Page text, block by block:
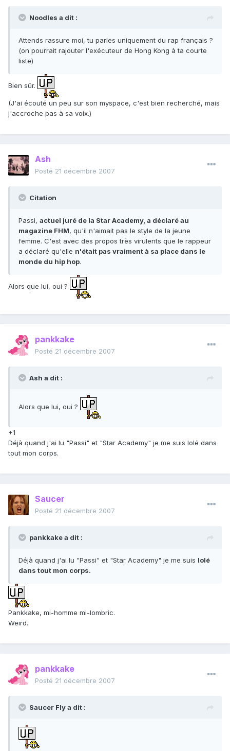
Noodles a dit :
Attends rassure moi, tu parles uniquement du rap français ?
(on pourrait rajouter l'exécuteur de Hong Kong à ta courte
liste)
Bien sûr.
(J'ai écouté un peu sur son myspace, c'est bien recherché, mais
j'accroche pas à sa voix.)
Ash
Posté 21 décembre 2007
Citation
Passi, actuel juré de la Star Academy, a déclaré au
magazine FHM, qu'il n'aimait pas le style de la jeune
femme. C'est avec des propos très virulents que le rappeur
a déclaré qu'elle n'était pas vraiment à sa place dans le
monde du hip hop.
Alors que lui, oui ?
pankkake
Posté 21 décembre 2007
Ash a dit :
Alors que lui, oui ?
+1
Déjà quand j'ai lu "Passi" et "Star Academy" je me suis lolé dans
tout mon corps.
Saucer
Posté 21 décembre 2007
pankkake a dit :
Déjà quand j'ai lu "Passi" et "Star Academy" je me suis lolé
dans tout mon corps.
Pankkake, mi-homme mi-lombric.
Weird.
pankkake
Posté 21 décembre 2007
Saucer Fly a dit :